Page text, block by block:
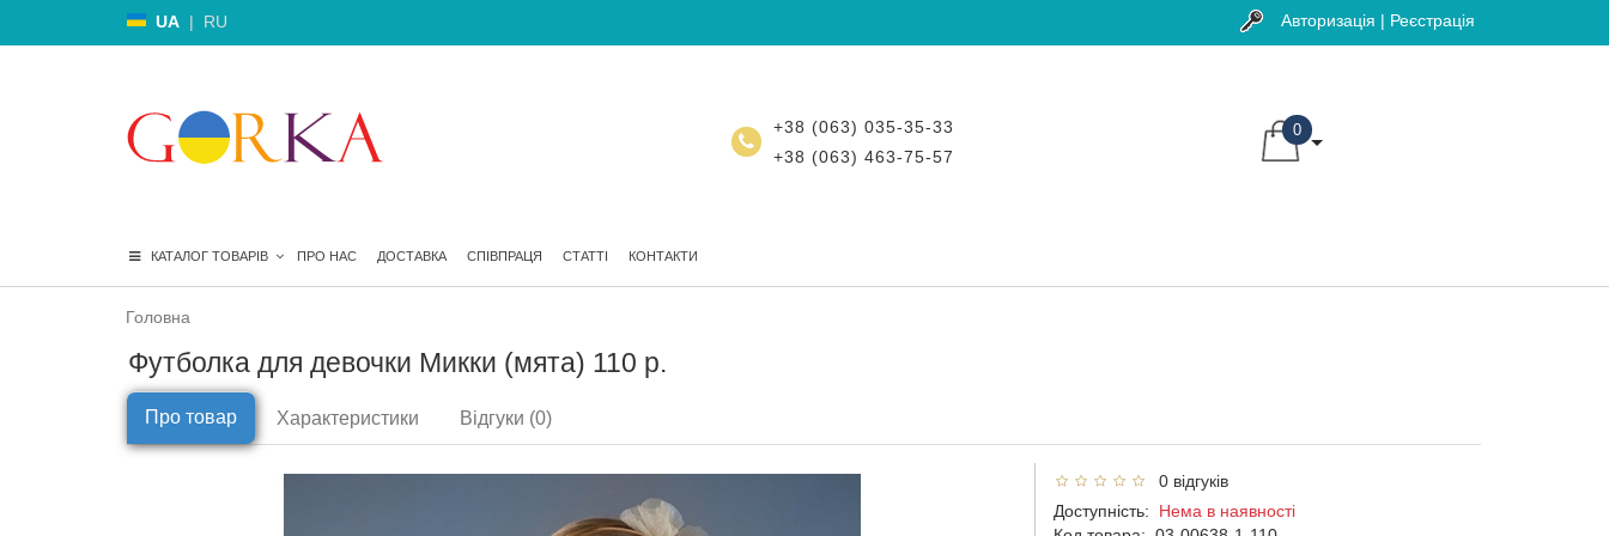
UA | RU Авторизація | Реєстрація
+38 (063) 035-35-33
+38 (063) 463-75-57
0
КАТАЛОГ ТОВАРІВ ПРО НАС ДОСТАВКА СПІВПРАЦЯ СТАТТІ КОНТАКТИ
Головна
Футболка для девочки Микки (мята) 110 р.
Про товар Характеристики Відгуки (0)
0 відгуків
Доступність: Нема в наявності